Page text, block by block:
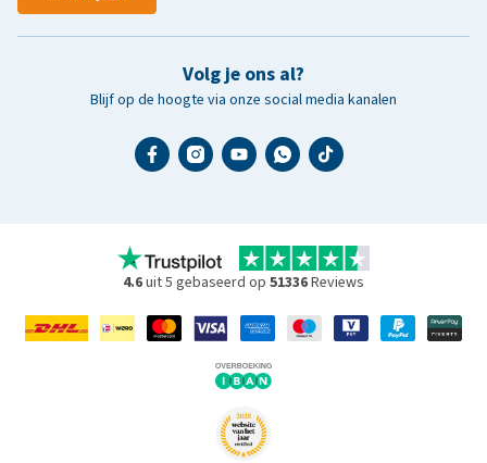
Volg je ons al?
Blijf op de hoogte via onze social media kanalen
4.6uit 5 gebaseerd op 51336Reviews